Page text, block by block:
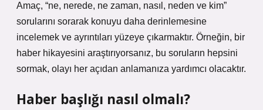
Amaç, “ne, nerede, ne zaman, nasıl, neden ve kim”
sorularını sorarak konuyu daha derinlemesine
incelemek ve ayrıntıları yüzeye çıkarmaktır. Örneğin, bir
haber hikayesini araştırıyorsanız, bu soruların hepsini
sormak, olayı her açıdan anlamanıza yardımcı olacaktır.
Haber başlığı nasıl olmalı?